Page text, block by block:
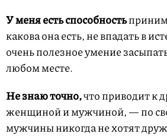
У меня есть способность
какова она есть, не впадать в
очень полезное умение
любом месте.
Не знаю точно,что приводит к
женщиной и мужчиной, — по
мужчины никогда не хотят